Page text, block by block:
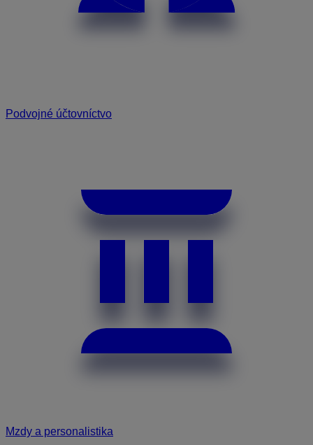
Podvojné účtovníctvo
Mzdy a personalistika